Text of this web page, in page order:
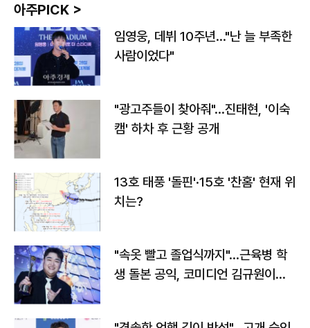
아주PICK >
임영웅, 데뷔 10주년…"난 늘 부족한
사람이었다"
"광고주들이 찾아줘"…진태현, '이숙
캠' 하차 후 근황 공개
13호 태풍 '돌핀'·15호 '찬홈' 현재 위
치는?
"속옷 빨고 졸업식까지"…근육병 학
생 돌본 공익, 코미디언 김규원이었